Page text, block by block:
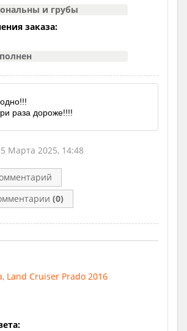
и грубы
заказа:
раза дороже!!!!
Марта 2025, 14:48
(0)
Land Cruiser Prado 2016